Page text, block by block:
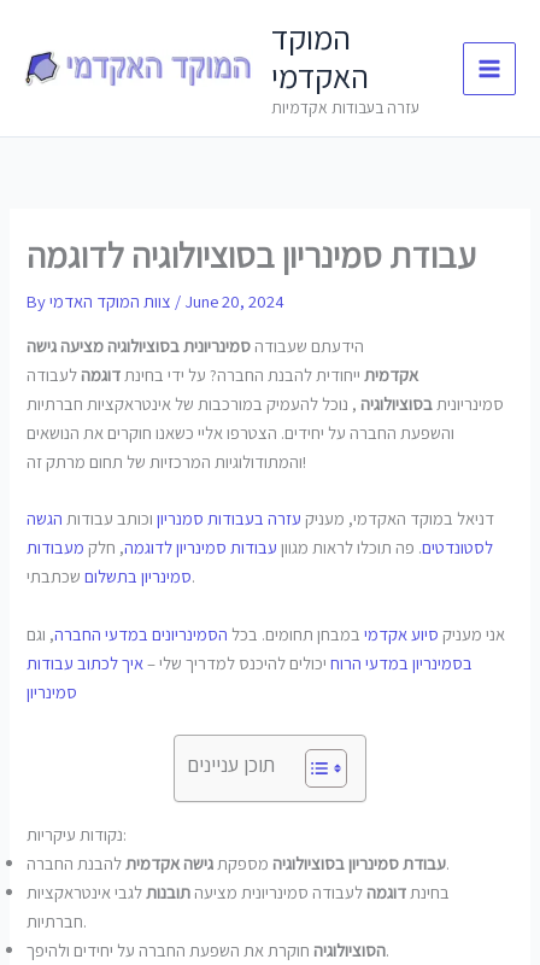
content
המוקד
האקדמי
עזרה בעבודות אקדמיות
עבודת סמינריון בסוציולוגיה לדוגמה
By / June 20, 2024
הידעתם שעבודה סמינריונית בסוציולוגיה מציעה גישה
אקדמיתייחודית להבנת החברה? על ידי בחינתדוגמה לעבודה
סמינריוניתבסוציולוגיה , נוכל להעמיק במורכבות של אינטראקציות חברתיות
והשפעת החברה על יחידים. הצטרפו אליי כשאנו חוקרים את הנושאים
והמתודולוגיות המרכזיות של תחום מרתק זה!
דניאל במוקד האקדמי, מעניק עזרה בעבודות סמנריוןוכותב עבודות הגשה
לסטונדטים. פה תוכלו לראות מגוון עבודות סמינריון לדוגמה, חלק מעבודות
סמינריון בתשלוםשכתבתי.
אני מעניק סיוע אקדמיבמבחן תחומים. בכל הסמינריונים במדעי החברה, וגם
בסמינריון במדעי הרוחיכולים להיכנס למדריך שלי – איך לכתוב עבודות
סמינריון
תוכן עניינים
נקודות עיקריות:
עבודת סמינריון בסוציולוגיה מספקת גישה אקדמית
להבנת החברה.
בחינת דוגמה לעבודה סמינריונית מציעה תובנות לגבי אינטראקציות
חברתיות.
הסוציולוגיהחוקרת את השפעת החברה על יחידים ולהיפך.